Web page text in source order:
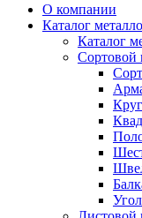
О компании
Каталог
Каталог
Сортовой
Круг